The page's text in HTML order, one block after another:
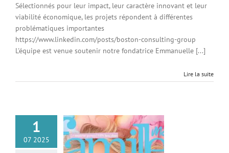
Sélectionnés pour leur impact, leur caractère innovant et leur
viabilité économique, les projets répondent à différentes
problématiques importantes
https://www.linkedin.com/posts/boston-consulting-group
L'équipe est venue soutenir notre fondatrice Emmanuelle [...]
Lire la suite
1
07 2025
d’Emmanuelle